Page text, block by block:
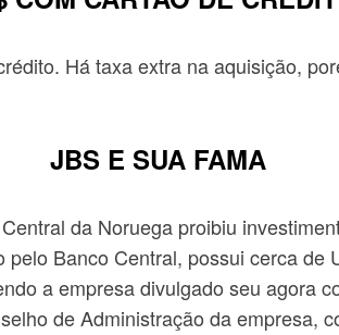
Há taxa extra na aquisição,
JBS E SUA FAMA
da Noruega proibiu
Banco Central, possui cerca
a empresa divulgado seu agora
de Administração da empresa,